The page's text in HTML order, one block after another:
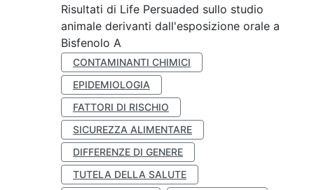
Risultati di Life Persuaded sullo studio
animale derivanti dall'esposizione orale a
Bisfenolo A
CONTAMINANTI CHIMICI
EPIDEMIOLOGIA
FATTORI DI RISCHIO
SICUREZZA ALIMENTARE
DIFFERENZE DI GENERE
TUTELA DELLA SALUTE